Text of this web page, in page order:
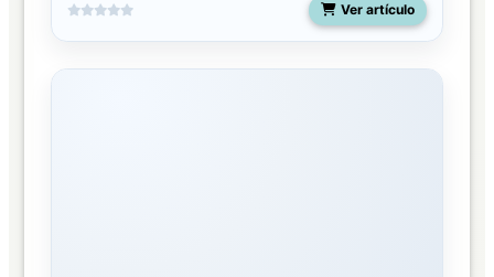
Ver artículo